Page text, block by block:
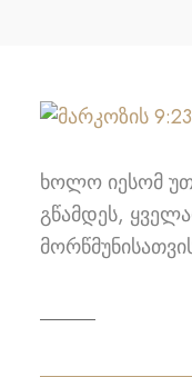
ხოლო იესომ
გწამდეს,